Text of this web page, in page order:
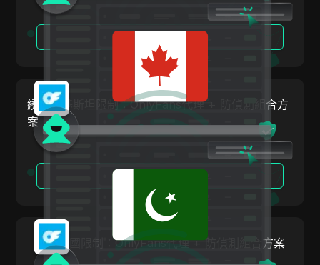
Pinterest
PropellerAds
Quora
Rakuten
Shopee
Shopify
繞過巴基斯坦限制：OnlyFans代理 + 防偵測組合方
案
繞過美國限制：OnlyFans代理 + 防偵測組合方案